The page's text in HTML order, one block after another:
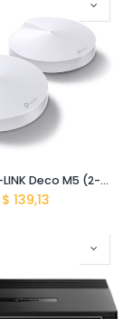
Router TP-LINK Deco M5 (2-pack) sistema Wifi de malla AC1300/867Mbps
$ 139,13